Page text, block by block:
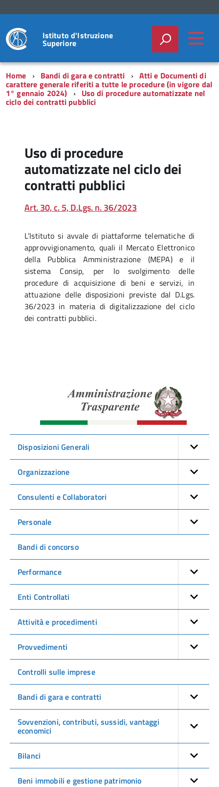
Istituto d'Istruzione
Superiore
Home Bandi di gara e contratti Atti e Documenti di
carattere generale riferiti a tutte le procedure (in vigore dal
1° gennaio 2024) Uso di procedure automatizzate nel
ciclo dei contratti pubblici
Uso di procedure
automatizzate nel ciclo dei
contratti pubblici
Art. 30, c. 5, D.Lgs. n. 36/2023
L’Istituto si avvale di piattaforme telematiche di
approvvigionamento, quali il Mercato Elettronico
della Pubblica Amministrazione (MEPA) e il
sistema Consip, per lo svolgimento delle
procedure di acquisizione di beni e servizi, in
attuazione delle disposizioni previste dal D.Lgs.
36/2023 in materia di digitalizzazione del ciclo
dei contratti pubblici.
Disposizioni Generali
Organizzazione
Consulenti e Collaboratori
Personale
Bandi di concorso
Performance
Enti Controllati
Attività e procedimenti
Provvedimenti
Controlli sulle imprese
Bandi di gara e contratti
Sovvenzioni, contributi, sussidi, vantaggi
economici
Bilanci
Beni immobili e gestione patrimonio